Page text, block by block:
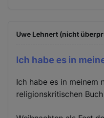
Uwe Lehnert (nicht
Ich habe es in
Ich habe es in meinem
religionskritischen